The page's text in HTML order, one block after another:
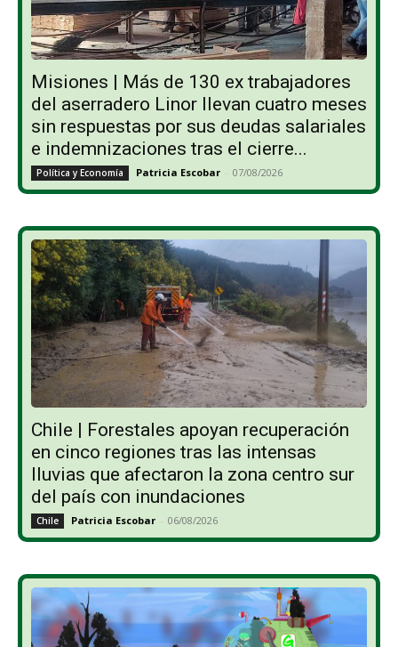
Misiones | Más de 130 ex trabajadores
del aserradero Linor llevan cuatro meses
sin respuestas por sus deudas salariales
e indemnizaciones tras el cierre...
Política y Economía Patricia Escobar - 07/08/2026
Chile | Forestales apoyan recuperación
en cinco regiones tras las intensas
lluvias que afectaron la zona centro sur
del país con inundaciones
Chile Patricia Escobar - 06/08/2026